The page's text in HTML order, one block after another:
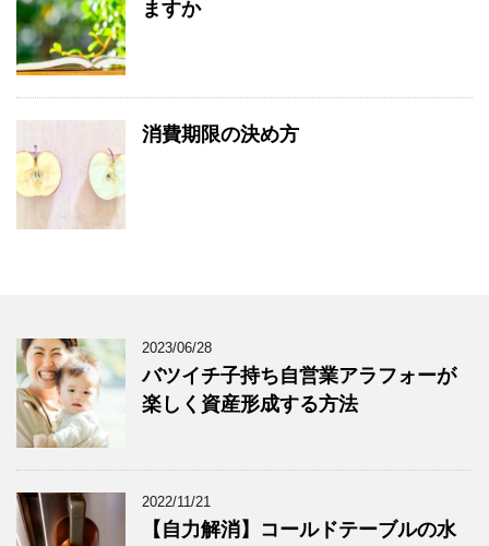
ますか
消費期限の決め方
2023/06/28
バツイチ子持ち自営業アラフォーが
楽しく資産形成する方法
2022/11/21
【自力解消】コールドテーブルの水